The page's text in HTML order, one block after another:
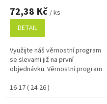
72,38 Kč / ks
DETAIL
Využijte náš věrnostní program
se slevami již na první
objednávku. Věrnostní program
16-17 ( 24-26 )